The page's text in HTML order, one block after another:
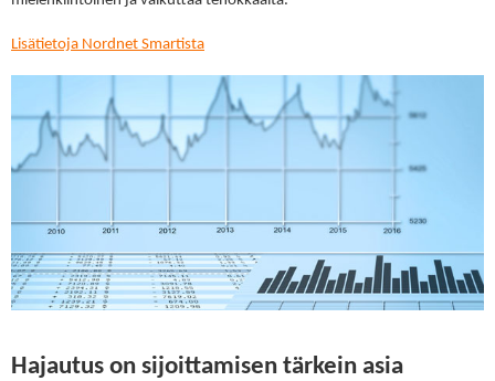
Lisätietoja Nordnet Smartista
Hajautus on sijoittamisen tärkein asia